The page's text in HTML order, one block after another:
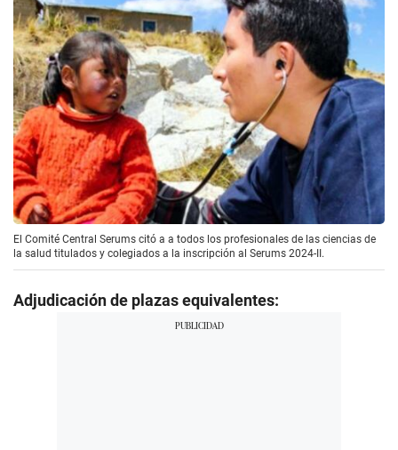
El Comité Central Serums citó a a todos los profesionales de las ciencias de
la salud titulados y colegiados a la inscripción al Serums 2024-II.
Adjudicación de plazas equivalentes: